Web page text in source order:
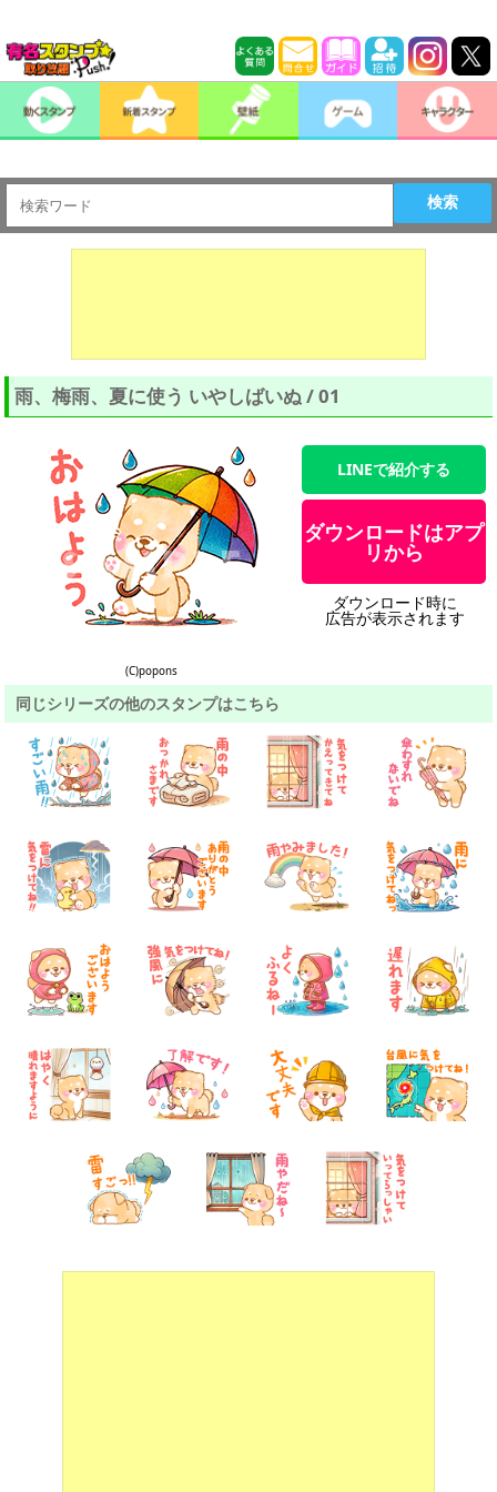
検索
雨、梅雨、夏に使う いやしばいぬ / 01
(C)popons
LINEで紹介する
ダウンロードはアプ
リから
ダウンロード時に
広告が表示されます
同じシリーズの他のスタンプはこちら